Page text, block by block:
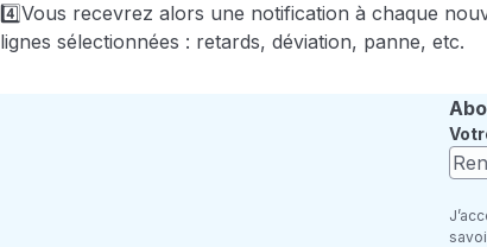
4️⃣Vous recevrez alors une notification à chaque
lignes sélectionnées : retards, déviation, panne, etc.